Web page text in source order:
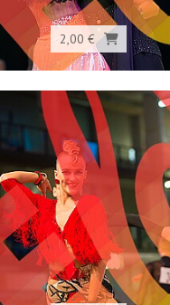
2,00 €